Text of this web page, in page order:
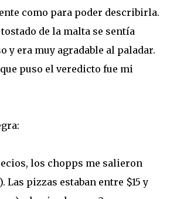
como para poder describirla.
de la malta se sentía
y era muy agradable al paladar.
puso el veredicto fue mi
los chopps me salieron
Las pizzas estaban entre $15 y